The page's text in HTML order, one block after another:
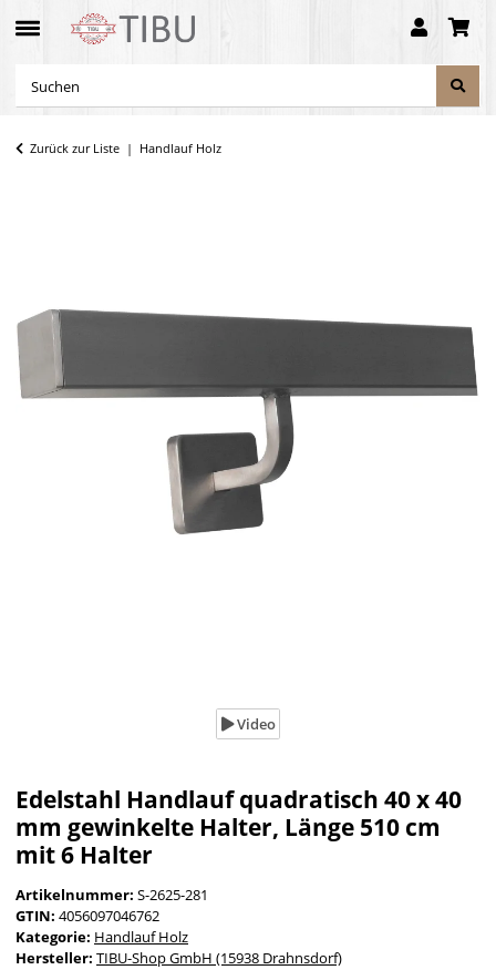
Zurück zur Liste Handlauf Holz
Video
Edelstahl Handlauf quadratisch 40 x 40
mm gewinkelte Halter, Länge 510 cm
mit 6 Halter
Artikelnummer: S-2625-281
GTIN: 4056097046762
Kategorie: Handlauf Holz
Hersteller: TIBU-Shop GmbH (15938 Drahnsdorf)